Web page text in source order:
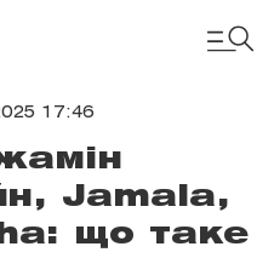
17:46
Jamala,
що таке